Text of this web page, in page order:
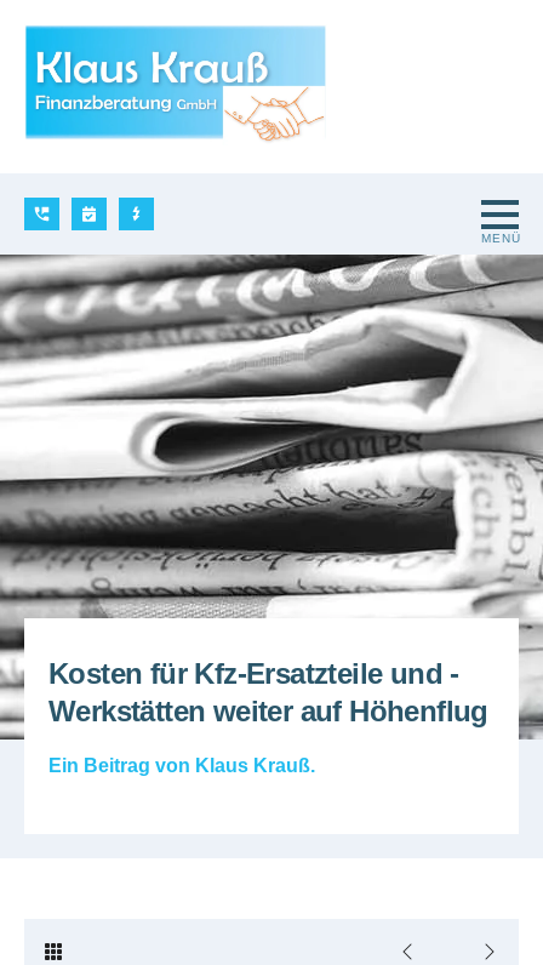
Kosten für Kfz-Ersatzteile und -
Werkstätten weiter auf Höhenflug
Ein Beitrag von Klaus Krauß.